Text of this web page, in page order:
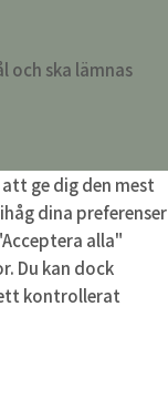
och ska lämnas
ge dig den mest
dina preferenser
alla"
Du kan dock
kontrollerat